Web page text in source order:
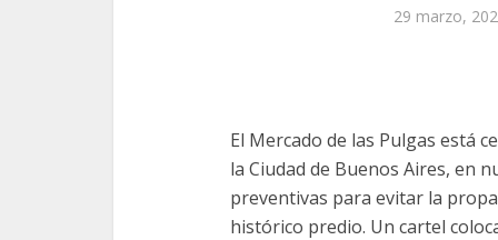
29 marzo,
El Mercado de las Pulgas está
la Ciudad de Buenos Aires, en
preventivas para evitar la
histórico predio. Un cartel